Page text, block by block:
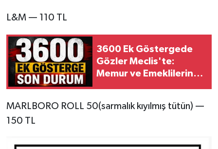
L&M — 110 TL
3600 Ek Göstergede
Gözler Meclis'te:
Memur ve Emeklilerin
MARLBORO ROLL 50(sarmalık kıyılmış tütün) —
150 TL